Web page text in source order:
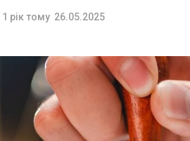
1 рік тому 26.05.2025